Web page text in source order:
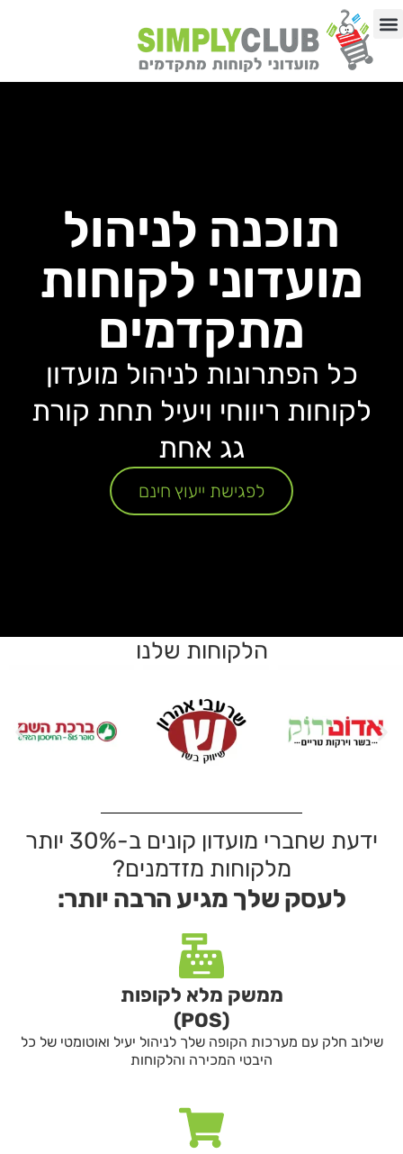
תוכנה לניהול
מועדוני לקוחות
מתקדמים
כל הפתרונות לניהול מועדון
לקוחות ריווחי ויעיל תחת קורת
גג אחת
לפגישת ייעוץ חינם
הלקוחות שלנו
ידעת שחברי מועדון קונים ב-30% יותר
מלקוחות מזדמנים?
לעסק שלך מגיע הרבה יותר:
ממשק מלא לקופות
(POS)
שילוב חלק עם מערכות הקופה שלך לניהול יעיל ואוטומטי של כל
היבטי המכירה והלקוחות